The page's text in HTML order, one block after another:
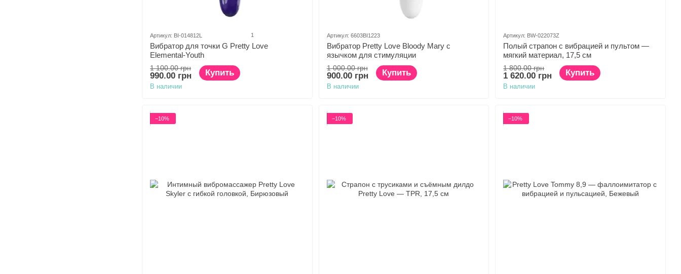
Артикул: BI-014812L 1
Вибратор для точки G Pretty Love
Elemental-Youth
1 100.00 грн
990.00 грн Купить
В наличии
Артикул: 6603BI1223
Вибратор Pretty Love Bloody Mary с
язычком для стимуляции
1 000.00 грн
900.00 грн Купить
В наличии
Артикул: BW-022073Z
Полый страпон с вибрацией и пультом —
мягкий материал, 17,5 см
1 800.00 грн
1 620.00 грн Купить
В наличии
−10% −10% −10%